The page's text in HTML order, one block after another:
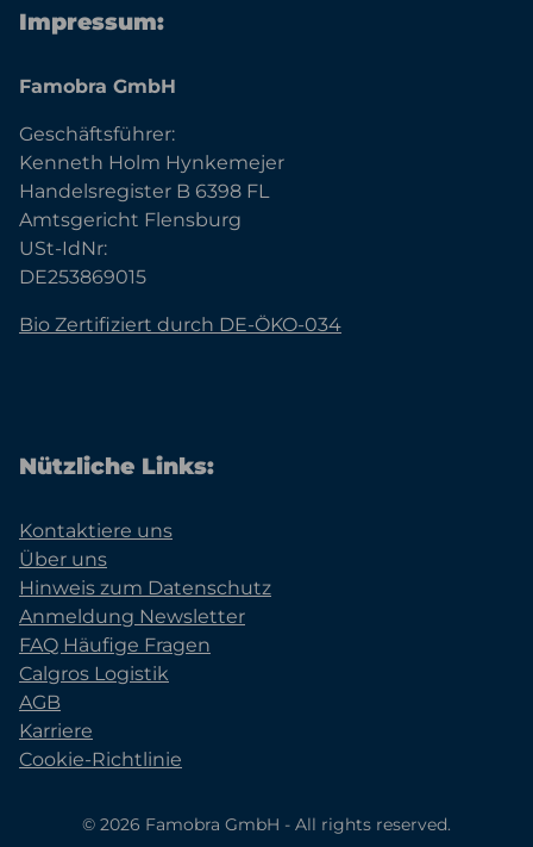
Impressum:
Famobra GmbH
Geschäftsführer:
Kenneth Holm Hynkemejer
Handelsregister B 6398 FL
Amtsgericht Flensburg
USt-IdNr:
DE253869015
Bio Zertifiziert durch DE-ÖKO-034
Nützliche Links:
Kontaktiere uns
Über uns
Hinweis zum Datenschutz
Anmeldung Newsletter
FAQ Häufige Fragen
Calgros Logistik
AGB
Karriere
Cookie-Richtlinie
© 2026 Famobra GmbH - All rights reserved.